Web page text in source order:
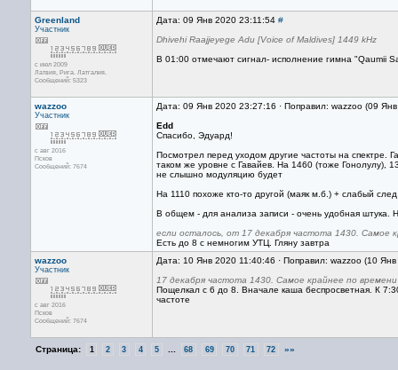
Greenland
Участник
с июл 2009
Латвия, Рига. Латгалия.
Сообщений: 5323
Дата: 09 Янв 2020 23:11:54 #
Dhivehi Raajjeyege Adu [Voice of Maldives] 1449 kHz
В 01:00 отмечают сигнал- исполнение гимна "Qaumii
wazzoo
Участник
с авг 2016
Псков
Сообщений: 7674
Дата: 09 Янв 2020 23:27:16 · Поправил: wazzoo (09
Edd
Спасибо, Эдуард!
Посмотрел перед уходом другие частоты на спектре.
таком же уровне с Гавайев. На 1460 (тоже Гонолулу),
не слышно модуляцию будет
На 1110 похоже кто-то другой (маяк м.б.) + слабый след
В общем - для анализа записи - очень удобная штука.
если осталось, от 17 декабря частота 1430. Самое
Есть до 8 с немногим УТЦ. Гляну завтра
wazzoo
Участник
с авг 2016
Псков
Сообщений: 7674
Дата: 10 Янв 2020 11:40:46 · Поправил: wazzoo (10
17 декабря частота 1430. Самое крайнее по времени
Пощелкал с 6 до 8. Вначале каша беспросветная. К
частоте
Страница: 1 2 3 4 5 68 69 70 71 72 »»